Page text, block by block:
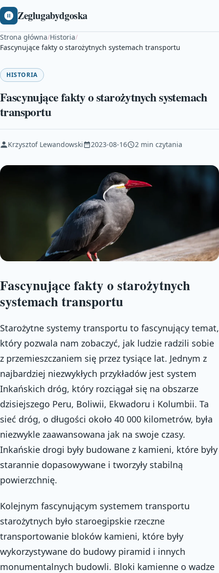
Zeglugabydgoska
Strona główna/Historia/
Fascynujące fakty o starożytnych systemach transportu
HISTORIA
Fascynujące fakty o starożytnych systemach
transportu
Krzysztof Lewandowski 2023-08-16 2 min czytania
Fascynujące fakty o starożytnych
systemach transportu
Starożytne systemy transportu to fascynujący temat,
który pozwala nam zobaczyć, jak ludzie radzili sobie
z przemieszczaniem się przez tysiące lat. Jednym z
najbardziej niezwykłych przykładów jest system
Inkańskich dróg, który rozciągał się na obszarze
dzisiejszego Peru, Boliwii, Ekwadoru i Kolumbii. Ta
sieć dróg, o długości około 40 000 kilometrów, była
niezwykle zaawansowana jak na swoje czasy.
Inkańskie drogi były budowane z kamieni, które były
starannie dopasowywane i tworzyły stabilną
powierzchnię.
Kolejnym fascynującym systemem transportu
starożytnych było staroegipskie rzeczne
transportowanie bloków kamieni, które były
wykorzystywane do budowy piramid i innych
monumentalnych budowli. Bloki kamienne o wadze